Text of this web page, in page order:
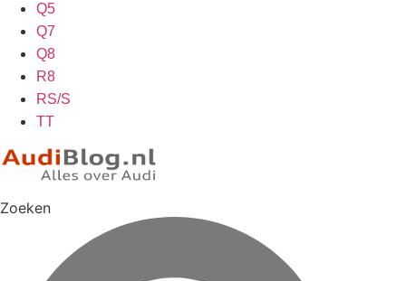
Q5
Q7
Q8
R8
RS/S
TT
Zoeken